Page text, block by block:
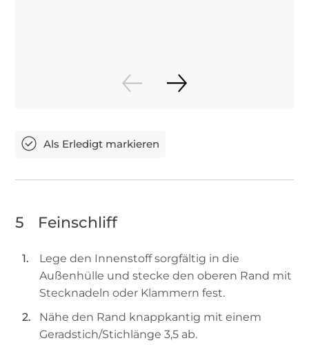
5 Feinschliff
Lege den Innenstoff sorgfältig in die
Außenhülle und stecke den oberen Rand mit
Stecknadeln oder Klammern fest.
Nähe den Rand knappkantig mit einem
Geradstich/Stichlänge 3,5 ab.